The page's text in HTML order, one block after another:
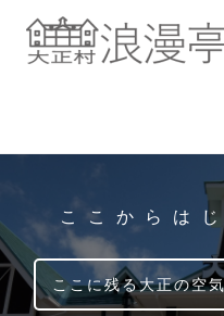
ッ
プ
ここからは
ここに残る大正の空